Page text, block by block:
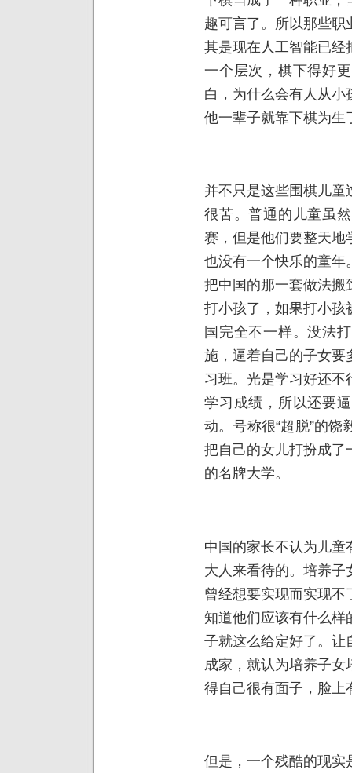
趣可言了。所以那些
其是现在人工智能已经
一个层次，棋下得好
白，为什么会有人从
他一辈子就靠下棋为生
并不只是这些围棋儿
很苦。普通的儿童虽
赛，但是他们要整天地
也没有一个快乐的童年
把中国的那一套做法搬
打小孩了，如果打小孩
国完全不一样。没法
施，逼着自己的子女要
习班。光是学习好还
学习成绩，所以还要
动。号称很“超脱”的
把自己的女儿打扮成了
的名牌大学。
中国的家长不认为儿
大人来看待的。培养
曾经想要实现而实现
知道他们应该有什么
子就这么给定好了。让
成家，就认为培养子
得自己很有面子，脸上
但是，一个残酷的现实